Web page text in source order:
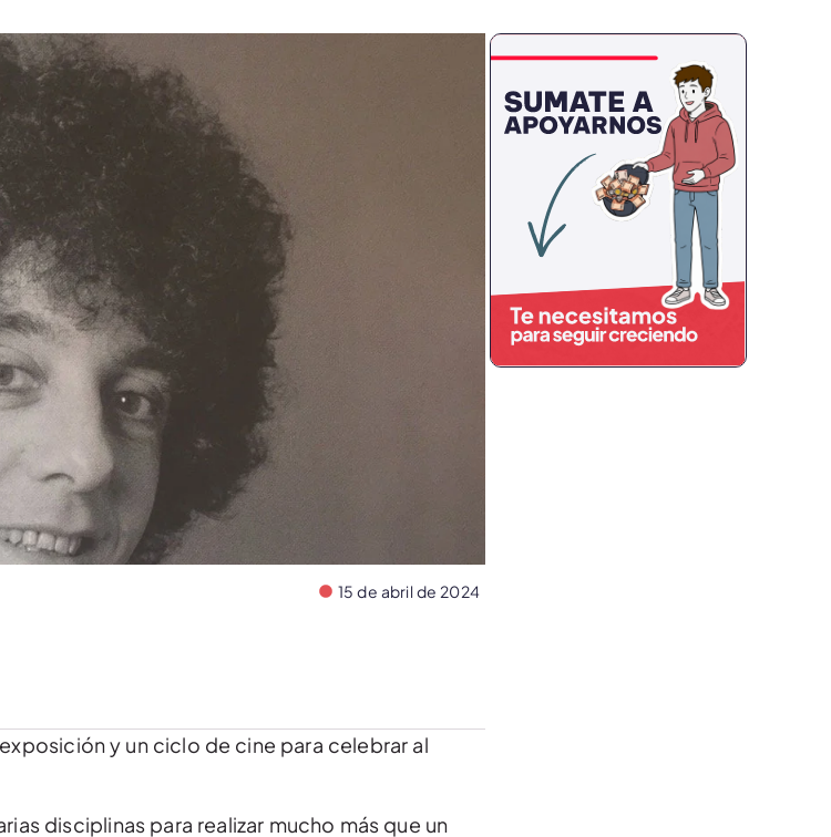
15 de abril de 2024
y un ciclo de cine para celebrar al
disciplinas para realizar mucho más que un